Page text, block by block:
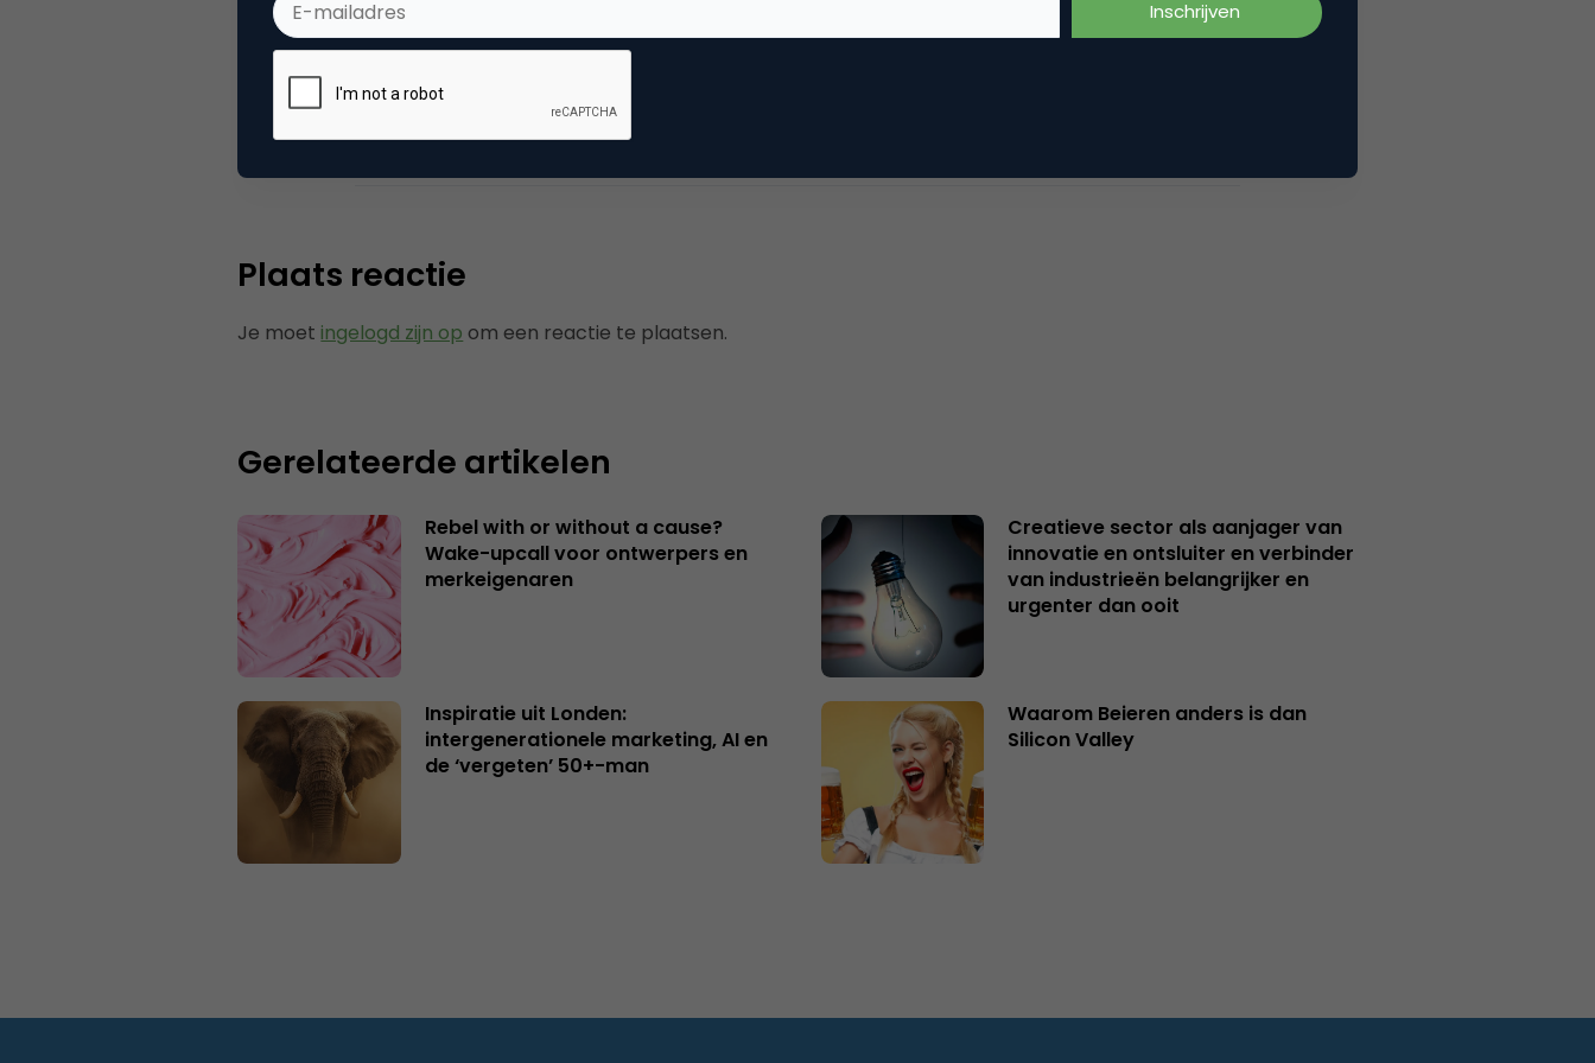
Media.
Categorie
Plaats reactie
Je moet ingelogd zijn op om een reactie te plaatsen.
Gerelateerde artikelen
Rebel with or without a cause?
Wake-upcall voor ontwerpers en
merkeigenaren
Creatieve sector als aanjager van
innovatie en ontsluiter en verbinder
van industrieën belangrijker en
urgenter dan ooit
Inspiratie uit Londen:
intergenerationele marketing, AI en
de ‘vergeten’ 50+-man
Waarom Beieren anders is dan
Silicon Valley